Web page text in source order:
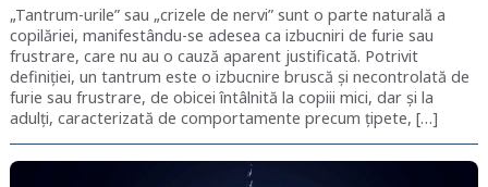
„Tantrum-urile” sau „crizele de nervi” sunt o parte naturală a
copilăriei, manifestându-se adesea ca izbucniri de furie sau
frustrare, care nu au o cauză aparent justificată. Potrivit
definiției, un tantrum este o izbucnire bruscă și necontrolată de
furie sau frustrare, de obicei întâlnită la copiii mici, dar și la
adulți, caracterizată de comportamente precum țipete, […]